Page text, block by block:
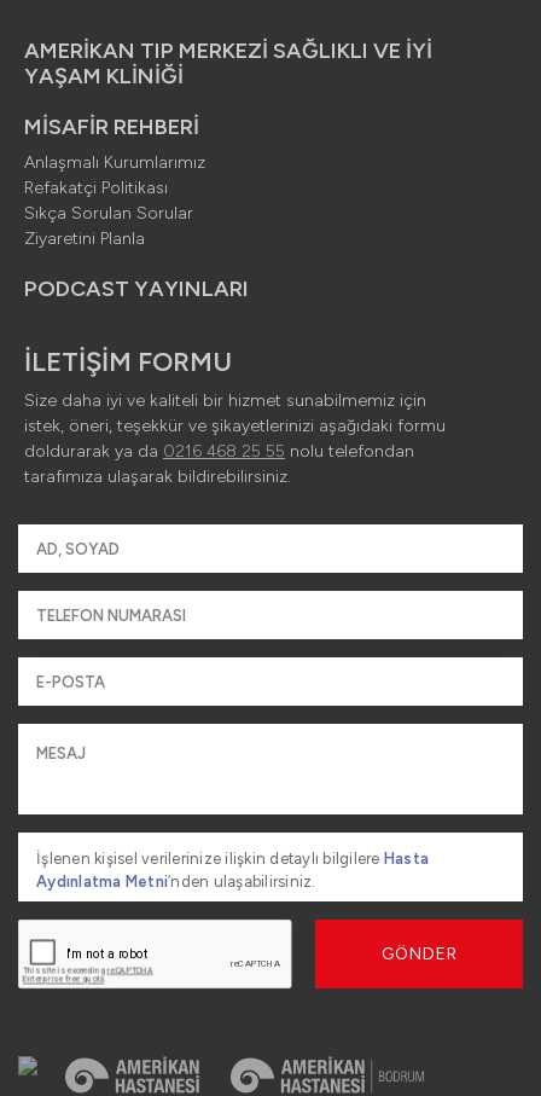
AMERİKAN TIP MERKEZİ SAĞLIKLI VE İYİ
YAŞAM KLİNİĞİ
MİSAFİR REHBERİ
Anlaşmalı Kurumlarımız
Refakatçi Politikası
Sıkça Sorulan Sorular
Ziyaretini Planla
PODCAST YAYINLARI
İLETİŞİM FORMU
Size daha iyi ve kaliteli bir hizmet sunabilmemiz için
istek, öneri, teşekkür ve şikayetlerinizi aşağıdaki formu
doldurarak ya da 0216 468 25 55 nolu telefondan
tarafımıza ulaşarak bildirebilirsiniz.
İşlenen kişisel verilerinize ilişkin detaylı bilgilere Hasta
Aydınlatma Metni’nden ulaşabilirsiniz.
GÖNDER